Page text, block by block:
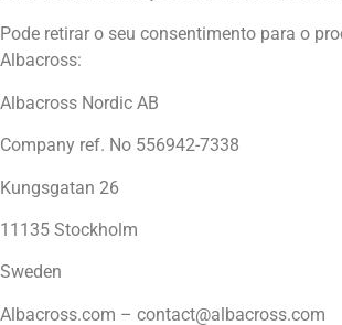
Pode retirar o seu consentimento para o
Albacross:
Albacross Nordic AB
Company ref. No 556942-7338
Kungsgatan 26
11135 Stockholm
Sweden
Albacross.com – contact@albacross.com